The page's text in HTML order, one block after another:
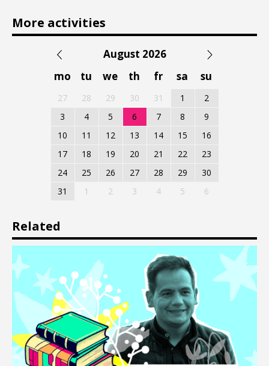
More activities
August 2026
mo
tu we th fr sa su
27 28 29 30 31 1
2
3
4 5 6 7 8
9
10
11 12 13 14 15
16
17
18 19 20 21 22
23
24
25 26 27 28 29
30
31
1 2 3 4 5 6
Related